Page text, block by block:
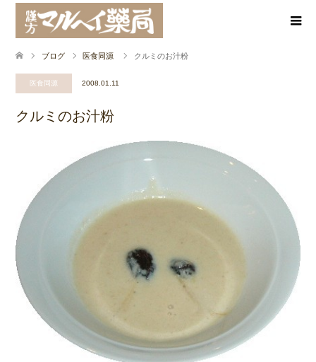
ブログ 医食同源 クルミのお汁粉
医食同源 2008.01.11
クルミのお汁粉